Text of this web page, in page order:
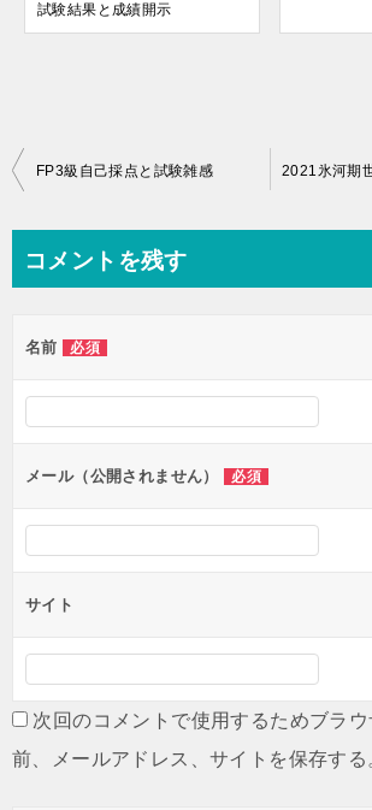
試験結果と成績開示
投
ビ
ー
シ
ン
FP3級自己採点と試験雑感
コメントを残す
名前 必須
メール（公開されません） 必須
サイト
次回のコメントで使用するためブラ
前、メールアドレス、サイトを保存する